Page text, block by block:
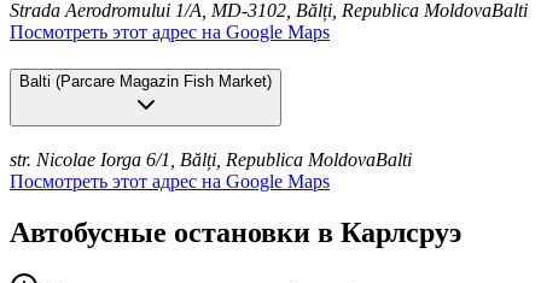
Strada Aerodromului 1/A, MD-3102, Bălți, Republica MoldovaBalti
Посмотреть этот адрес на Google Maps
Balti (Parcare Magazin Fish Market)
str. Nicolae Iorga 6/1, Bălți, Republica MoldovaBalti
Посмотреть этот адрес на Google Maps
Автобусные остановки в Карлсруэ